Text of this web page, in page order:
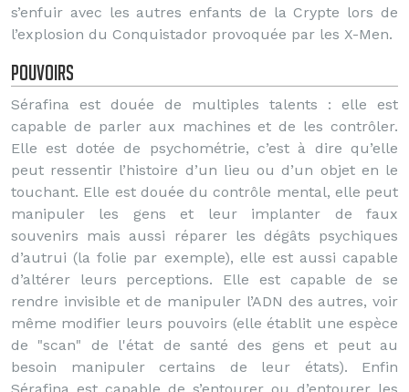
s’enfuir avec les autres enfants de la Crypte lors de
l’explosion du Conquistador provoquée par les X-Men.
Pouvoirs
Sérafina est douée de multiples talents : elle est
capable de parler aux machines et de les contrôler.
Elle est dotée de psychométrie, c’est à dire qu’elle
peut ressentir l’histoire d’un lieu ou d’un objet en le
touchant. Elle est douée du contrôle mental, elle peut
manipuler les gens et leur implanter de faux
souvenirs mais aussi réparer les dégâts psychiques
d’autrui (la folie par exemple), elle est aussi capable
d’altérer leurs perceptions. Elle est capable de se
rendre invisible et de manipuler l’ADN des autres, voir
même modifier leurs pouvoirs (elle établit une espèce
de "scan" de l'état de santé des gens et peut au
besoin manipuler certains de leur états). Enfin